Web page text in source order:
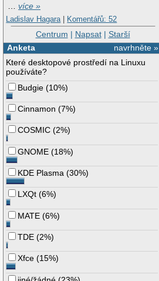
…více »
Ladislav Hagara | Komentářů: 52
Centrum | Napsat| Starší
navrhněte »
Anketa
Které desktopové prostředí na Linuxu
používáte?
Budgie (10%)
Cinnamon (7%)
COSMIC (2%)
GNOME (18%)
KDE Plasma (30%)
LXQt (6%)
MATE (6%)
TDE (2%)
Xfce (15%)